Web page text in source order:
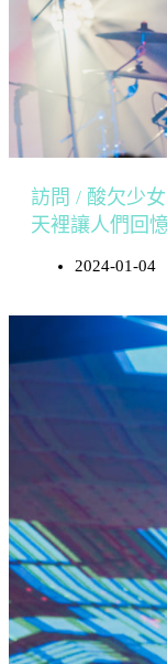
訪問 / 酸欠少
天裡讓人們回
2024-01-04